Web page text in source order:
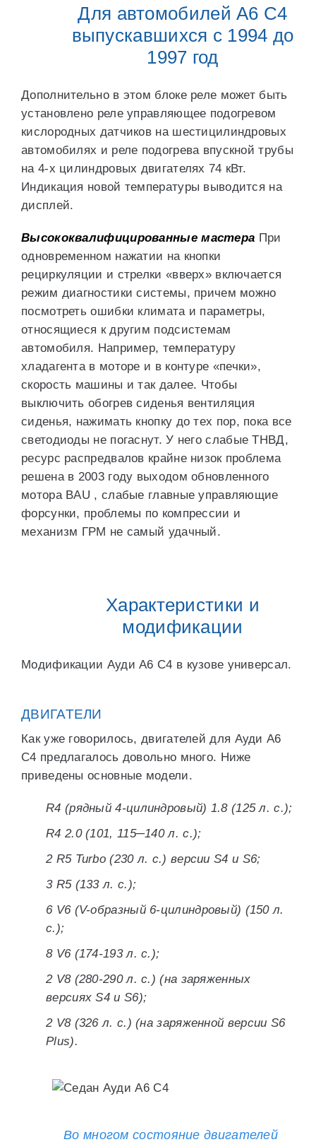
Для автомобилей А6 С4
выпускавшихся с 1994 до
1997 год
Дополнительно в этом блоке реле может быть
установлено реле управляющее подогревом
кислородных датчиков на шестицилиндровых
автомобилях и реле подогрева впускной трубы
на 4-х цилиндровых двигателях 74 кВт.
Индикация новой температуры выводится на
дисплей.
Высококвалифицированные мастера При
одновременном нажатии на кнопки
рециркуляции и стрелки «вверх» включается
режим диагностики системы, причем можно
посмотреть ошибки климата и параметры,
относящиеся к другим подсистемам
автомобиля. Например, температуру
хладагента в моторе и в контуре «печки»,
скорость машины и так далее. Чтобы
выключить обогрев сиденья вентиляция
сиденья, нажимать кнопку до тех пор, пока все
светодиоды не погаснут. У него слабые ТНВД,
ресурс распредвалов крайне низок проблема
решена в 2003 году выходом обновленного
мотора BAU , слабые главные управляющие
форсунки, проблемы по компрессии и
механизм ГРМ не самый удачный.
Характеристики и
модификации
Модификации Ауди А6 С4 в кузове универсал.
ДВИГАТЕЛИ
Как уже говорилось, двигателей для Ауди А6
С4 предлагалось довольно много. Ниже
приведены основные модели.
R4 (рядный 4-цилиндровый) 1.8 (125 л. с.);
R4 2.0 (101, 115─140 л. с.);
2 R5 Turbo (230 л. с.) версии S4 и S6;
3 R5 (133 л. с.);
6 V6 (V-образный 6-цилиндровый) (150 л.
с.);
8 V6 (174-193 л. с.);
2 V8 (280-290 л. с.) (на заряженных
версиях S4 и S6);
2 V8 (326 л. с.) (на заряженной версии S6
Plus).
Во многом состояние двигателей